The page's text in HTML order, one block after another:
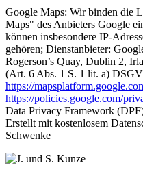
Google Maps: Wir binden die
Maps" des Anbieters Google
können insbesondere IP-
gehören; Dienstanbieter:
Rogerson’s Quay, Dublin 2,
(Art. 6 Abs. 1 S. 1 lit. a)
https://
https://policies.google.com/
Data Privacy Framework
Erstellt mit kostenlosem
Schwenke